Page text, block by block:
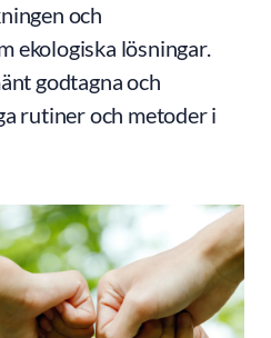
och
ekologiska lösningar.
godtagna och
rutiner och metoder i